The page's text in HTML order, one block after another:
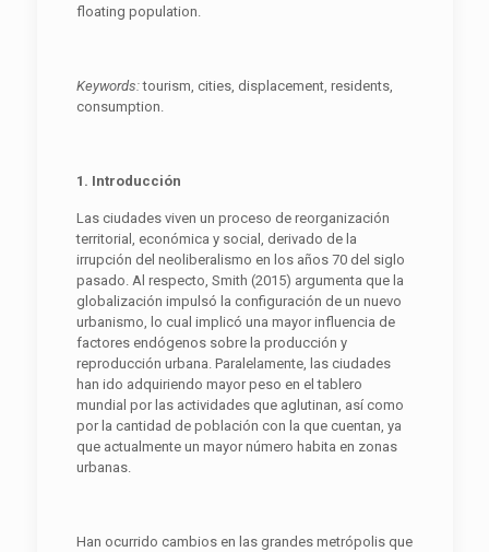
floating population.
Keywords:tourism, cities, displacement, residents,
consumption.
1. Introducción
Las ciudades viven un proceso de reorganización
territorial, económica y social, derivado de la
irrupción del neoliberalismo en los años 70 del siglo
pasado. Al respecto, Smith (2015) argumenta que la
globalización impulsó la configuración de un nuevo
urbanismo, lo cual implicó una mayor influencia de
factores endógenos sobre la producción y
reproducción urbana. Paralelamente, las ciudades
han ido adquiriendo mayor peso en el tablero
mundial por las actividades que aglutinan, así como
por la cantidad de población con la que cuentan, ya
que actualmente un mayor número habita en zonas
urbanas.
Han ocurrido cambios en las grandes metrópolis que